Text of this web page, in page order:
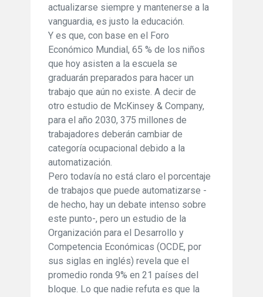
actualizarse siempre y mantenerse a la
vanguardia, es justo la educación.
Y es que, con base en el Foro
Económico Mundial, 65 % de los niños
que hoy asisten a la escuela se
graduarán preparados para hacer un
trabajo que aún no existe. A decir de
otro estudio de McKinsey & Company,
para el año 2030, 375 millones de
trabajadores deberán cambiar de
categoría ocupacional debido a la
automatización.
Pero todavía no está claro el porcentaje
de trabajos que puede automatizarse -
de hecho, hay un debate intenso sobre
este punto-, pero un estudio de la
Organización para el Desarrollo y
Competencia Económicas (OCDE, por
sus siglas en inglés) revela que el
promedio ronda 9% en 21 países del
bloque. Lo que nadie refuta es que la